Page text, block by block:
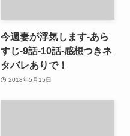
今週妻が浮気します-あら
すじ-9話-10話-感想つきネ
タバレありで！
2018年5月15日